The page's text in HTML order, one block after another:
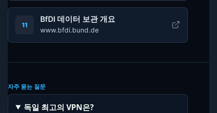
11
BfDI 데이터 보관 개요
www.bfdi.bund.de
자주 묻는 질문
독일 최고의 VPN은?